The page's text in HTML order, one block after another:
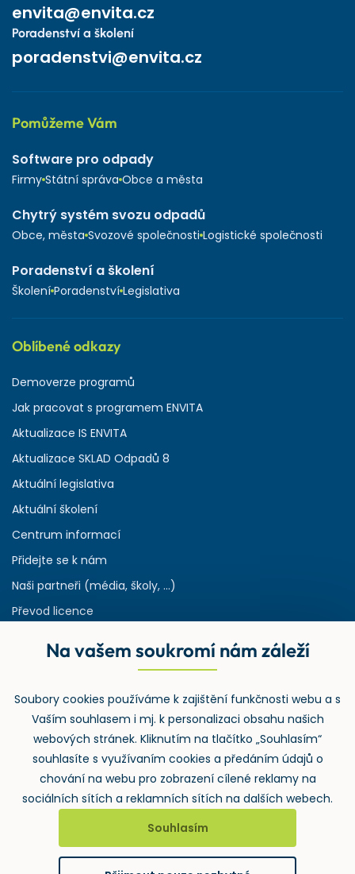
envita@envita.cz
Poradenství a školení
poradenstvi@envita.cz
Pomůžeme Vám
Software pro odpady
Firmy Státní správa Obce a města
Chytrý systém svozu odpadů
Obce, města Svozové společnosti Logistické společnosti
Poradenství a školení
Školení Poradenství Legislativa
Oblíbené odkazy
Demoverze programů
Jak pracovat s programem ENVITA
Aktualizace IS ENVITA
Aktualizace SKLAD Odpadů 8
Aktuální legislativa
Aktuální školení
Centrum informací
Přidejte se k nám
Naši partneři (média, školy, ...)
Převod licence
Rejstřík používaných zkratek v odpadech
Zpětný odběr
Wolters Kluwer ČR, a.s., U nákladového nádraží 3265/10,
130 00 Praha 3 – Strašnice
Na vašem soukromí nám záleží
Soubory cookies používáme k zajištění funkčnosti webu a s
Vaším souhlasem i mj. k personalizaci obsahu našich
webových stránek. Kliknutím na tlačítko „Souhlasím“
souhlasíte s využívaním cookies a předáním údajů o
chování na webu pro zobrazení cílené reklamy na
sociálních sítích a reklamních sítích na dalších webech.
Souhlasím